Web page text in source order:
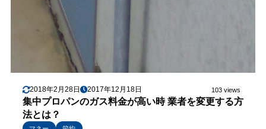
2018年2月28日 2017年12月18日 103 views
集中プロパンのガス料金が高い時 業者を変更する方
法とは？